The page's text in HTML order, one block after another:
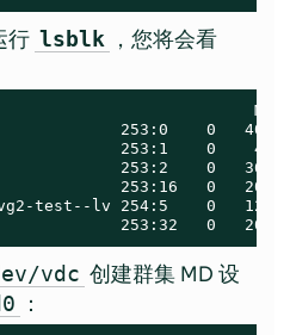
行 lsblk
，您将会看
MAJ:MIN
253:0    0   40G
253:1    0    4G  0
253:2    0   36G
253:16   0   20G
test--lv 254:5    0   12G
253:32   0   20G
vdc 创建群集 MD 设
：